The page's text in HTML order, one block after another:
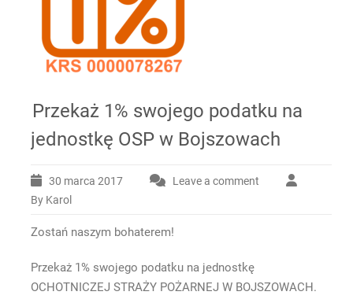
Przekaż 1% swojego podatku na
jednostkę OSP w Bojszowach
30 marca 2017
Leave a comment
By Karol
Zostań naszym bohaterem!
Przekaż 1% swojego podatku na jednostkę
OCHOTNICZEJ STRAŻY POŻARNEJ W BOJSZOWACH.